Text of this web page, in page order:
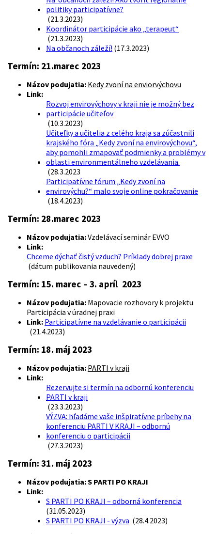
politiky participatívne?
(21.3.2023)
Koordinátor participácie ako „terapeut“
(21.3.2023)
Na občanoch záleží! (17.3.2023)
Termín: 21.marec 2023
Názov podujatia: Kedy zvoní na enviorvýchovu
Link:
Rozvoj envirovýchovy v kraji nie je možný bez
participácie učiteľov
(10.3.2023)
Učiteľky a učitelia z celého kraja sa zúčastnili
krajského fóra „Kedy zvoní na envirovýchovu“,
aby pomohli zmapovať podmienky a problémy v
oblasti environmentálneho vzdelávania.
(28.3.2023
Participatívne fórum „Kedy zvoní na
envirovýchu?“ malo svoje online pokračovanie
(18.4.2023)
Termín: 28.marec 2023
Názov podujatia:Vzdelávací seminár EVVO
Link:
Chceme dýchať čistý vzduch? Príklady dobrej praxe
(dátum publikovania nauvedený)
Termín: 15. marec – 3. apríl 2023
Názov podujatia: Mapovacie rozhovory k projektu
Participácia v úradnej praxi
Link: Participatívne na vzdelávanie o participácii
(21.4.2023)
Termín: 18. máj 2023
Názov podujatia: PARTI v kraji
Link:
Rezervujte si termín na odbornú konferenciu
PARTI v kraji
(23.3.2023)
VÝZVA: hľadáme vaše inšpiratívne príbehy na
konferenciu PARTI V KRAJI – odbornú
konferenciu o participácii
(27.3.2023)
Termín: 31. máj 2023
Názov podujatia: S PARTI PO KRAJI
Link:
S PARTI PO KRAJI – odborná konferencia
(31.05.2023)
S PARTI PO KRAJI - výzva (28.4.2023)